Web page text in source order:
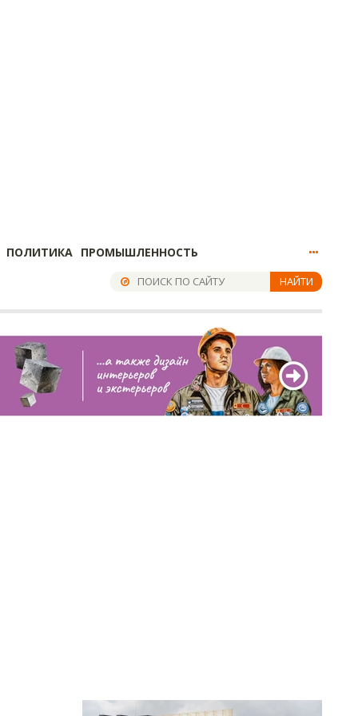
ПОЛИТИКА ПРОМЫШЛЕННОСТЬ
НАЙТИ